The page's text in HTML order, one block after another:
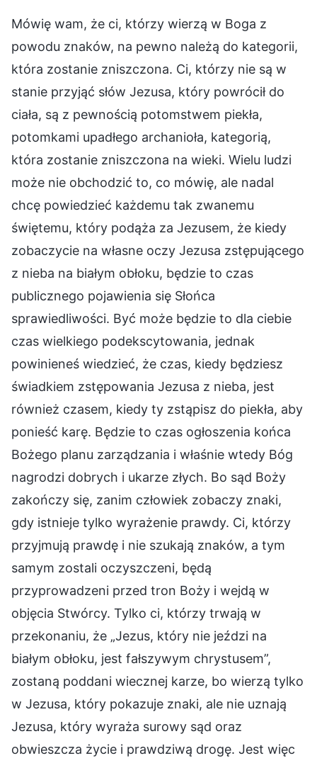
Mówię wam, że ci, którzy wierzą w Boga z
powodu znaków, na pewno należą do kategorii,
która zostanie zniszczona. Ci, którzy nie są w
stanie przyjąć słów Jezusa, który powrócił do
ciała, są z pewnością potomstwem piekła,
potomkami upadłego archanioła, kategorią,
która zostanie zniszczona na wieki. Wielu ludzi
może nie obchodzić to, co mówię, ale nadal
chcę powiedzieć każdemu tak zwanemu
świętemu, który podąża za Jezusem, że kiedy
zobaczycie na własne oczy Jezusa zstępującego
z nieba na białym obłoku, będzie to czas
publicznego pojawienia się Słońca
sprawiedliwości. Być może będzie to dla ciebie
czas wielkiego podekscytowania, jednak
powinieneś wiedzieć, że czas, kiedy będziesz
świadkiem zstępowania Jezusa z nieba, jest
również czasem, kiedy ty zstąpisz do piekła, aby
ponieść karę. Będzie to czas ogłoszenia końca
Bożego planu zarządzania i właśnie wtedy Bóg
nagrodzi dobrych i ukarze złych. Bo sąd Boży
zakończy się, zanim człowiek zobaczy znaki,
gdy istnieje tylko wyrażenie prawdy. Ci, którzy
przyjmują prawdę i nie szukają znaków, a tym
samym zostali oczyszczeni, będą
przyprowadzeni przed tron Boży i wejdą w
objęcia Stwórcy. Tylko ci, którzy trwają w
przekonaniu, że „Jezus, który nie jeździ na
białym obłoku, jest fałszywym chrystusem”,
zostaną poddani wiecznej karze, bo wierzą tylko
w Jezusa, który pokazuje znaki, ale nie uznają
Jezusa, który wyraża surowy sąd oraz
obwieszcza życie i prawdziwą drogę. Jest więc